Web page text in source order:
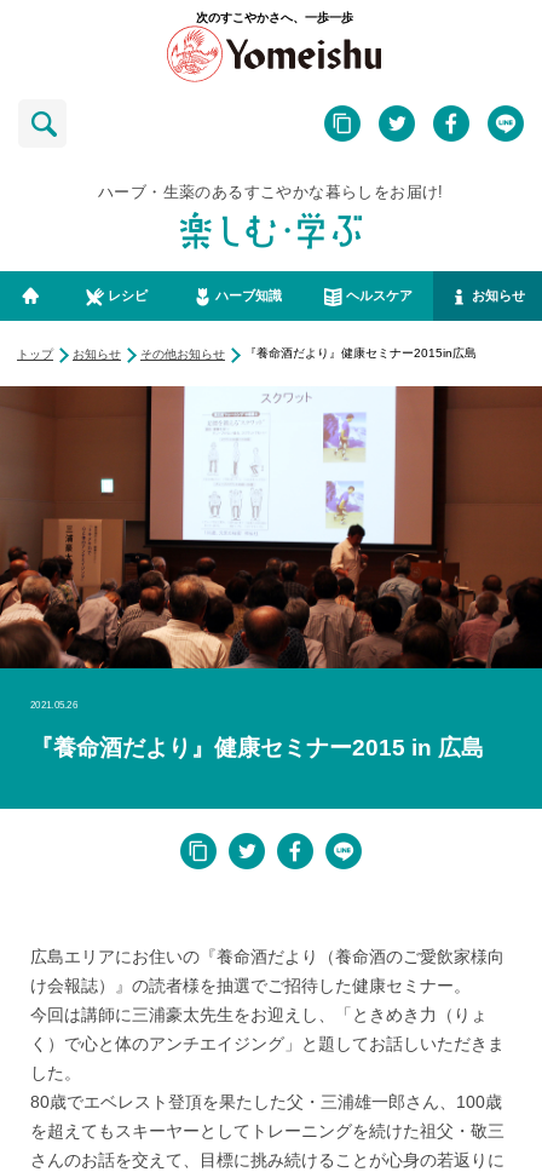
次のすこやかさへ、一歩一歩
ハーブ・生薬のあるすこやかな暮らしをお届け!
レシピ ハーブ知識 ヘルスケア お知らせ
トップ お知らせ その他お知らせ 『養命酒だより』健康セミナー2015in広島
2021.05.26
『養命酒だより』健康セミナー2015 in 広島
広島エリアにお住いの『養命酒だより（養命酒のご愛飲家様向
け会報誌）』の読者様を抽選でご招待した健康セミナー。
今回は講師に三浦豪太先生をお迎えし、「ときめき力（りょ
く）で心と体のアンチエイジング」と題してお話しいただきま
した。
80歳でエベレスト登頂を果たした父・三浦雄一郎さん、100歳
を超えてもスキーヤーとしてトレーニングを続けた祖父・敬三
さんのお話を交えて、目標に挑み続けることが心身の若返りに